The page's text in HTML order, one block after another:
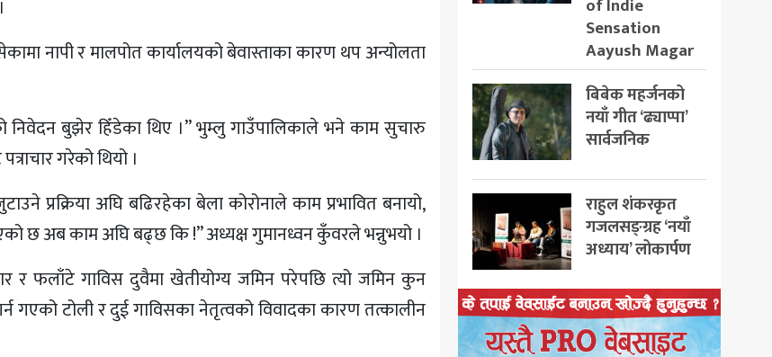
नापी र मालपोत कार्यालयको बेवास्ताका कारण थप अन्योलता
निवेदन बुझेर हिँडेका थिए ।” भुम्लु गाउँपालिकाले भने काम सुचारु
गरेको थियो ।
प्रक्रिया अघि बढिरहेका बेला कोरोनाले काम प्रभावित बनायो,
छ अब काम अघि बढ्छ कि !” अध्यक्ष गुमानध्वन कुँवरले भन्नुभयो ।
र फलाँटे गाविस दुवैमा खेतीयोग्य जमिन परेपछि त्यो जमिन कुन
गएको टोली र दुई गाविसका नेतृत्वको विवादका कारण तत्कालीन
of Indie
Sensation
Aayush Magar
बिबेक महर्जनको
नयाँ गीत ‘ढ्याप्पा’
सार्वजनिक
राहुल शंकरकृत
गजलसङ्ग्रह ‘नयाँ
अध्याय’ लोकार्पण